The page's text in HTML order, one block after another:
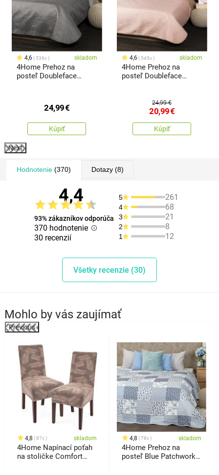
4,6 536x skladom
4Home Prehoz na
posteľ Doubleface
24,99€
Kúpiť
4,6 545x skladom
4Home Prehoz na
posteľ Doubleface
24,99 €
20,99€
Kúpiť
Next
Hodnotenie(370) Dotazy(8)
4,4
93% zákazníkov odporúča
370 hodnotenie
30 recenzií
5 261
4 68
3 21
2 8
1 12
Všetky recenzie (30)
Mohlo by vás zaujímať
Previous
4,8 87x skladom
4Home Napínací poťah
na stoličke Comfort
4,8 78x skladom
4Home Prehoz na
posteľ Blue Patchwork,